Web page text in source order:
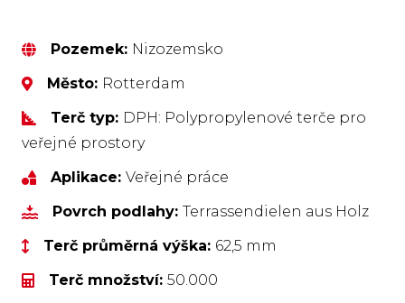
Pozemek: Nizozemsko
Město: Rotterdam
Terč typ: DPH: Polypropylenové terče pro
veřejné prostory
Aplikace:Veřejné práce
Povrch podlahy:Terrassendielen aus Holz
Terč průměrná výška: 62,5 mm
Terč množství:50.000